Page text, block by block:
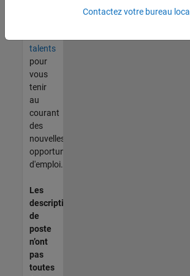
talents
pour
vous
tenir
au
courant
des
nouvelles
opportunités
d'emploi.
Les
descriptions
de
poste
n’ont
pas
toutes
Contactez votre bureau local